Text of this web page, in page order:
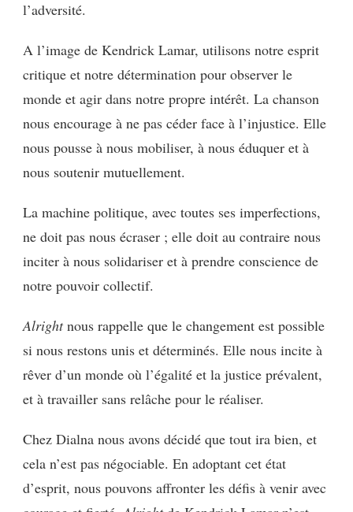
l’adversité.
A l’image de Kendrick Lamar, utilisons notre esprit
critique et notre détermination pour observer le
monde et agir dans notre propre intérêt. La chanson
nous encourage à ne pas céder face à l’injustice. Elle
nous pousse à nous mobiliser, à nous éduquer et à
nous soutenir mutuellement.
La machine politique, avec toutes ses imperfections,
ne doit pas nous écraser ; elle doit au contraire nous
inciter à nous solidariser et à prendre conscience de
notre pouvoir collectif.
Alrightnous rappelle que le changement est possible
si nous restons unis et déterminés. Elle nous incite à
rêver d’un monde où l’égalité et la justice prévalent,
et à travailler sans relâche pour le réaliser.
Chez Dialna nous avons décidé que tout ira bien, et
cela n’est pas négociable. En adoptant cet état
d’esprit, nous pouvons affronter les défis à venir avec